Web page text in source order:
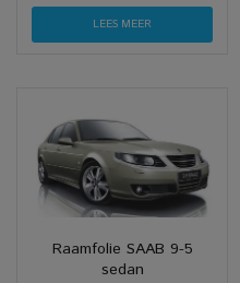
LEES MEER
Raamfolie SAAB 9-5
sedan